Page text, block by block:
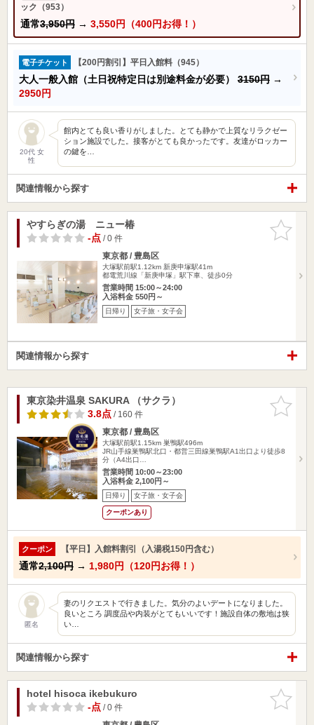
ック（953）
通常3,950円 → 3,550円（400円お得！）
電子チケット 【200円割引】平日入館料（945）
大人一般入館（土日祝特定日は別途料金が必要） 3150円 →
2950円
20代 女
性
館内とても良い香りがしました。とても静かで上質なリラクゼー
ション施設でした。接客がとても良かったです。友達がロッカー
の鍵を…
関連情報から探す
お気に入
りに追加
やすらぎの湯 ニュー椿
-点/ 0 件
東京都 / 豊島区
大塚駅前駅1.12km 新庚申塚駅41m
都電荒川線「新庚申塚」駅下車、徒歩0分
営業時間 15:00～24:00
入浴料金 550円～
日帰り 女子旅・女子会
関連情報から探す
お気に入
りに追加
東京染井温泉 SAKURA （サクラ）
3.8点/ 160 件
東京都 / 豊島区
大塚駅前駅1.15km 巣鴨駅496m
JR山手線巣鴨駅北口・都営三田線巣鴨駅A1出口より徒歩8
分（A4出口…
営業時間 10:00～23:00
入浴料金 2,100円～
日帰り 女子旅・女子会
クーポンあり
クーポン 【平日】入館料割引（入湯税150円含む）
通常2,100円 → 1,980円（120円お得！）
匿名
妻のリクエストで行きました。気分のよいデートになりました。
良いところ 調度品や内装がとてもいいです！施設自体の敷地は狭
い…
関連情報から探す
お気に入
りに追加
hotel hisoca ikebukuro
-点/ 0 件